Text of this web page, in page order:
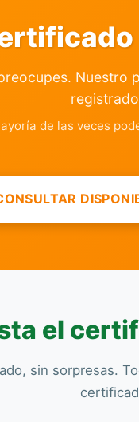
Nuestro
registrado
de las veces
el
sin sorpresas.